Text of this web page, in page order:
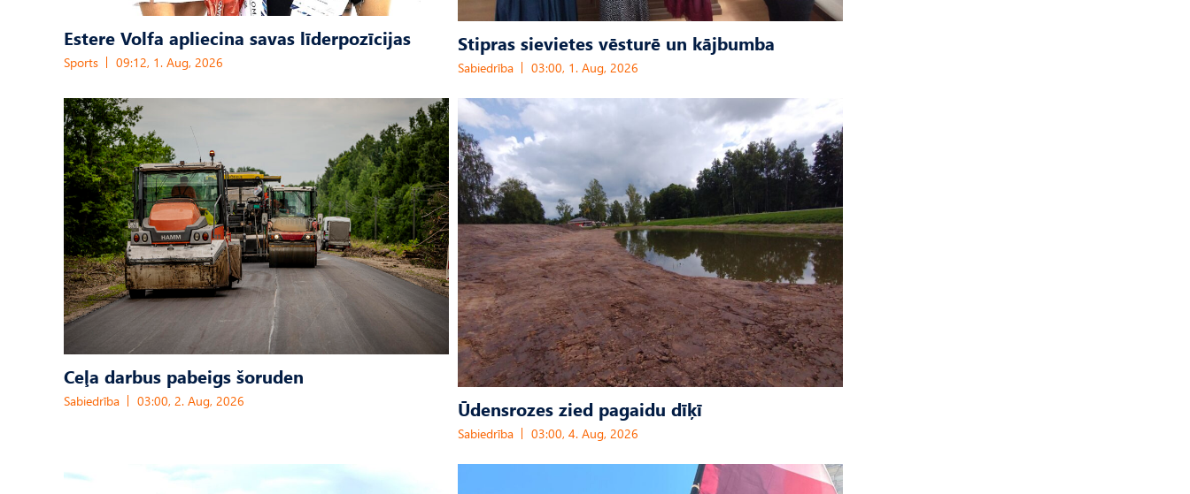
Estere Volfa apliecina savas līderpozīcijas
Sports 09:12, 1. Aug, 2026
Stipras sievietes vēsturē un kājbumba
Sabiedrība 03:00, 1. Aug, 2026
Ceļa darbus pabeigs šoruden
Sabiedrība 03:00, 2. Aug, 2026 Ūdensrozes zied pagaidu dīķī
Sabiedrība 03:00, 4. Aug, 2026